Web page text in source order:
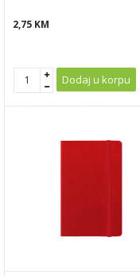
2,75 KM
Dodaj u korpu